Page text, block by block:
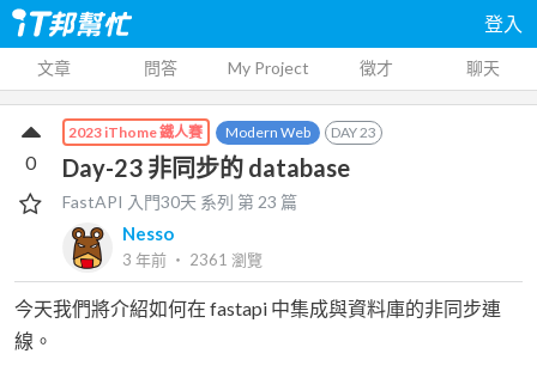
登入
文章 問答 My Project 徵才 聊天
2023 iThome 鐵人賽 Modern Web DAY23
Day-23 非同步的 database
FastAPI 入門30天 系列 第23 篇
Nesso
3 年前 ‧ 2361 瀏覽
0
今天我們將介紹如何在 fastapi 中集成與資料庫的非同步連
線。